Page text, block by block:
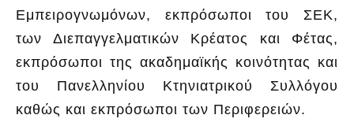
Εμπειρογνωμόνων, εκπρόσωποι του ΣΕΚ,
των Διεπαγγελματικών Κρέατος και Φέτας,
εκπρόσωποι της ακαδημαϊκής κοινότητας και
του Πανελληνίου Κτηνιατρικού Συλλόγου
καθώς και εκπρόσωποι των Περιφερειών.